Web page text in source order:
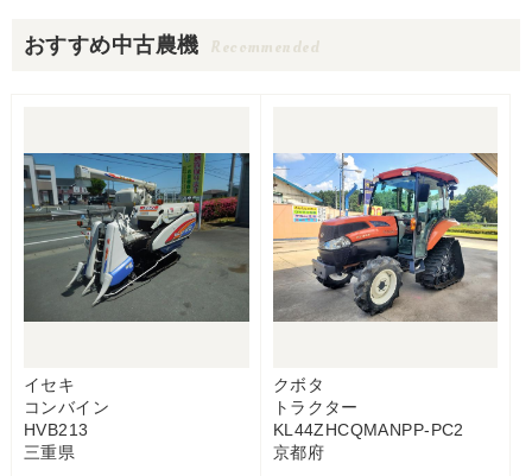
おすすめ中古農機 Recommended
イセキ
コンバイン
HVB213
三重県
クボタ
トラクター
KL44ZHCQMANPP-PC2
京都府